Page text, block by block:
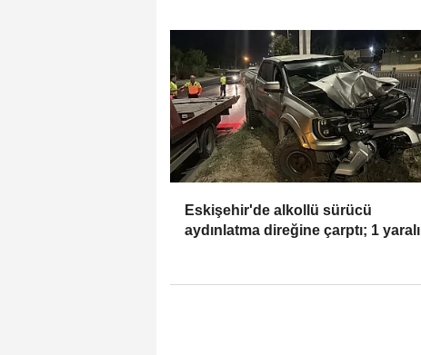
Eskişehir'de alkollü sürücü
aydınlatma direğine çarptı; 1 yaralı